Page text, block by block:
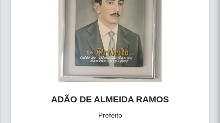
ADÃO DE ALMEIDA RAMOS
Prefeito